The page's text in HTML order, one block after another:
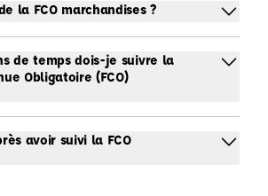
la FCO marchandises ?
de temps dois-je suivre la
Obligatoire (FCO)
avoir suivi la FCO